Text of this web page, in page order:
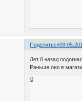
Поделиться
Лет 8 назад
Раньше оно в
0